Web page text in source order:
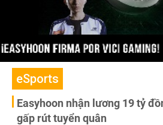
eSports
Easyhoon nhận lương 19 tỷ
gấp rút tuyển quân